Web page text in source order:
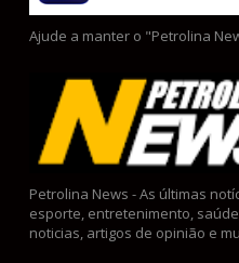
Ajude a manter o "Petrolina
Petrolina News - As últimas
esporte, entretenimento,
noticias, artigos de opinião e